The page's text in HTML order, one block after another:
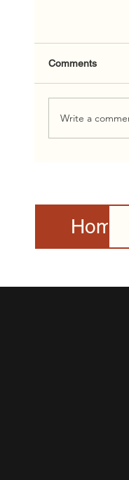
Comments
Write a